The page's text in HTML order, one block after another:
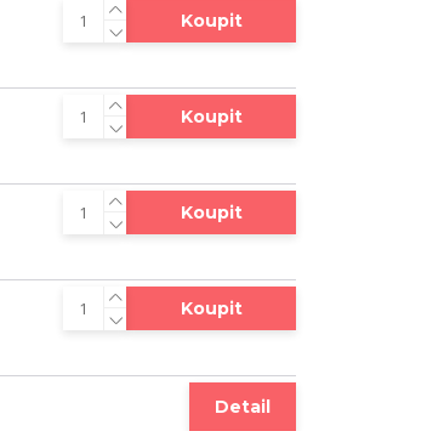
Koupit
Koupit
Koupit
Koupit
Detail